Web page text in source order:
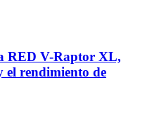
RED V-Raptor XL,
el rendimiento de